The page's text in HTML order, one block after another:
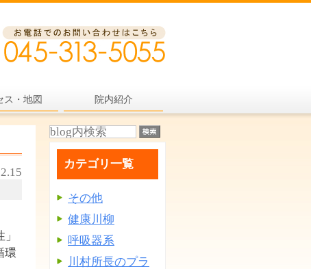
ス・地図 院内紹介
環
カテゴリ一覧
その他
健康川柳
呼吸器系
川村所長のプラ